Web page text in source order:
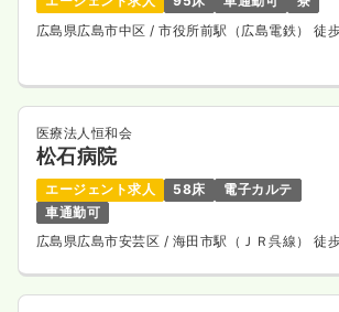
広島県広島市中区 / 市役所前駅（広島電鉄） 徒
医療法人恒和会
松石病院
エージェント求人 58床
電子カルテ
車通勤可
広島県広島市安芸区 / 海田市駅（ＪＲ呉線） 徒